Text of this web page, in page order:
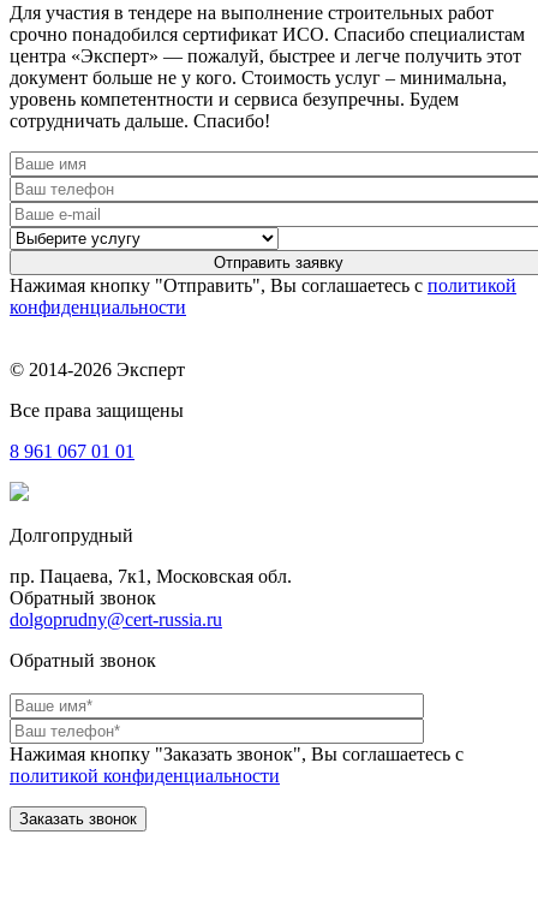
Для участия в тендере на выполнение строительных работ
срочно понадобился сертификат ИСО. Спасибо специалистам
центра «Эксперт» — пожалуй, быстрее и легче получить этот
документ больше не у кого. Стоимость услуг – минимальна,
уровень компетентности и сервиса безупречны. Будем
сотрудничать дальше. Спасибо!
Нажимая кнопку "Отправить", Вы соглашаетесь с политикой
конфиденциальности
© 2014-2026 Эксперт
Все права защищены
8 961 067 01 01
Долгопрудный
пр. Пацаева, 7к1, Московская обл.
Обратный звонок
dolgoprudny@cert-russia.ru
Обратный звонок
Нажимая кнопку "Заказать звонок", Вы соглашаетесь с
политикой конфиденциальности